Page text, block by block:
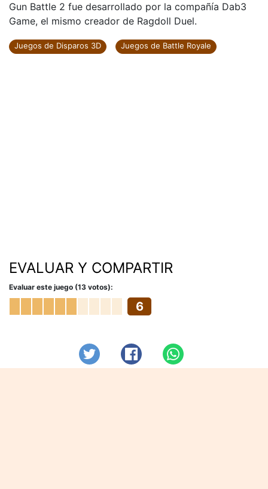
Gun Battle 2 fue desarrollado por la compañía Dab3
Game, el mismo creador de Ragdoll Duel.
Juegos de Disparos 3D Juegos de Battle Royale
EVALUAR Y COMPARTIR
Evaluar este juego (13 votos):
6